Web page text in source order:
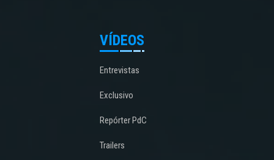
VÍDEOS
Entrevistas
Exclusivo
Repórter PdC
Trailers